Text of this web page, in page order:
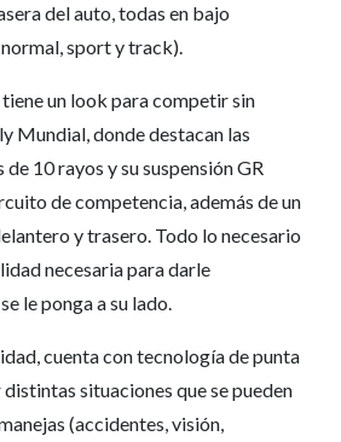
del auto, todas en bajo
sport y track).
tiene un look para competir sin
Mundial, donde destacan las
10 rayos y su suspensión GR
de competencia, además de un
y trasero. Todo lo necesario
necesaria para darle
le ponga a su lado.
cuenta con tecnología de punta
situaciones que se pueden
(accidentes, visión,